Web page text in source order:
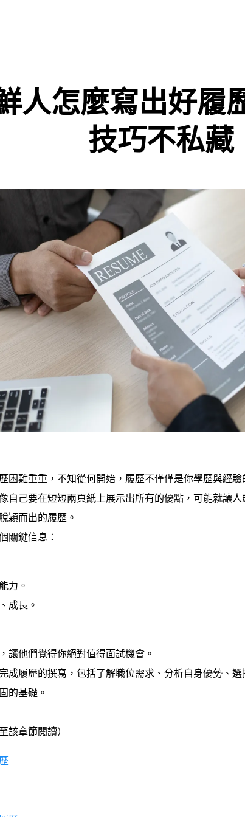
人怎麼寫出好
技巧不私藏
困難重重，不知從何開始，履歷不僅僅是你學歷與經
自己要在短短兩頁紙上展示出所有的優點，可能就讓
穎而出的履歷。
關鍵信息：
力。
成長。
讓他們覺得你絕對值得面試機會。
成履歷的撰寫，包括了解職位需求、分析自身優勢、
的基礎。
該章節閱讀）